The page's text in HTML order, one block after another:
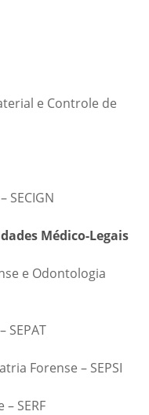
e Controle de
SECIGN
Médico-Legais
e Odontologia
SEPAT
Forense – SEPSI
SERF